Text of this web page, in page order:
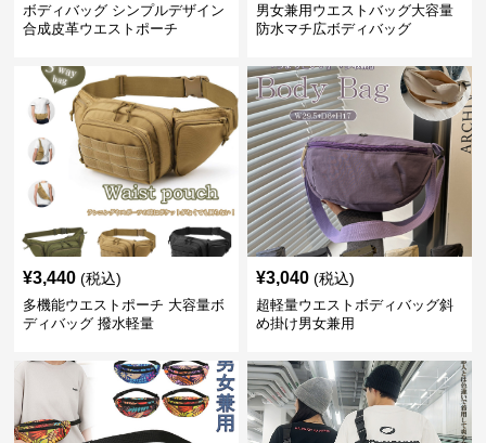
ボディバッグ シンプルデザイン
合成皮革ウエストポーチ
男女兼用ウエストバッグ大容量
防水マチ広ボディバッグ
¥3,440 (税込)
多機能ウエストポーチ 大容量ボ
ディバッグ 撥水軽量
¥3,040 (税込)
超軽量ウエストボディバッグ斜
め掛け男女兼用